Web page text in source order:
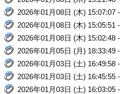
2026年01月08日 (木) 15:07:07 -
2026年01月08日 (木) 15:05:51 -
2026年01月08日 (木) 15:02:48 -
2026年01月05日 (月) 18:33:49 -
2026年01月03日 (土) 16:49:58 -
2026年01月03日 (土) 16:45:55 -
2026年01月03日 (土) 16:03:05 -